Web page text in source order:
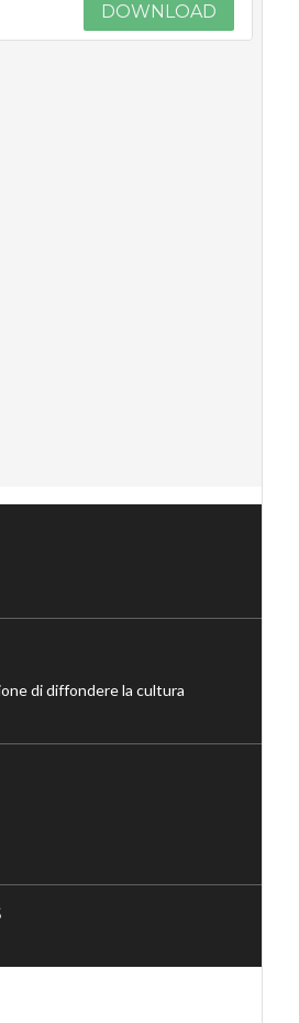
DOWNLOAD
di diffondere la cultura